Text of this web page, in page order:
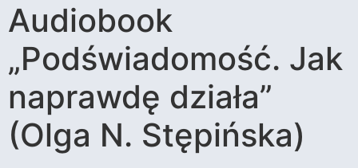
Audiobook
„Podświadomość. Jak
naprawdę działa”
(Olga N. Stępińska)